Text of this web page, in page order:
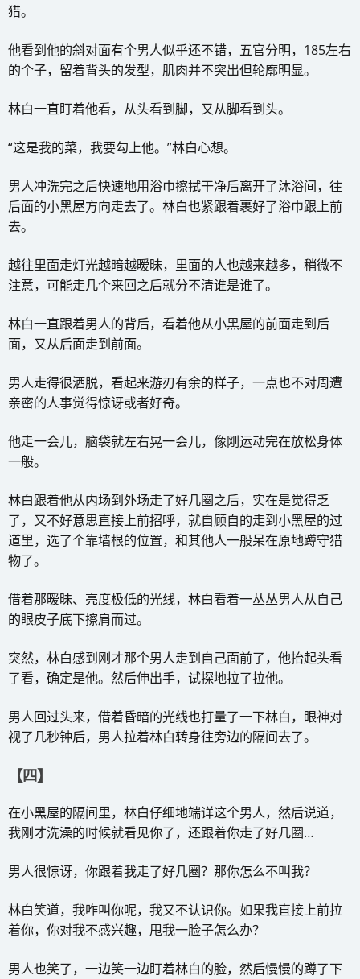
猎。
他看到他的斜对面有个男人似乎还不错，五官分明，185左右
的个子，留着背头的发型，肌肉并不突出但轮廓明显。
林白一直盯着他看，从头看到脚，又从脚看到头。
“这是我的菜，我要勾上他。”林白心想。
男人冲洗完之后快速地用浴巾擦拭干净后离开了沐浴间，往
后面的小黑屋方向走去了。林白也紧跟着裹好了浴巾跟上前
去。
越往里面走灯光越暗越暧昧，里面的人也越来越多，稍微不
注意，可能走几个来回之后就分不清谁是谁了。
林白一直跟着男人的背后，看着他从小黑屋的前面走到后
面，又从后面走到前面。
男人走得很洒脱，看起来游刃有余的样子，一点也不对周遭
亲密的人事觉得惊讶或者好奇。
他走一会儿，脑袋就左右晃一会儿，像刚运动完在放松身体
一般。
林白跟着他从内场到外场走了好几圈之后，实在是觉得乏
了，又不好意思直接上前招呼，就自顾自的走到小黑屋的过
道里，选了个靠墙根的位置，和其他人一般呆在原地蹲守猎
物了。
借着那暧昧、亮度极低的光线，林白看着一丛丛男人从自己
的眼皮子底下擦肩而过。
突然，林白感到刚才那个男人走到自己面前了，他抬起头看
了看，确定是他。然后伸出手，试探地拉了拉他。
男人回过头来，借着昏暗的光线也打量了一下林白，眼神对
视了几秒钟后，男人拉着林白转身往旁边的隔间去了。
【四】
在小黑屋的隔间里，林白仔细地端详这个男人，然后说道，
我刚才洗澡的时候就看见你了，还跟着你走了好几圈…
男人很惊讶，你跟着我走了好几圈？那你怎么不叫我？
林白笑道，我咋叫你呢，我又不认识你。如果我直接上前拉
着你，你对我不感兴趣，甩我一脸子怎么办？
男人也笑了，一边笑一边盯着林白的脸，然后慢慢的蹲了下